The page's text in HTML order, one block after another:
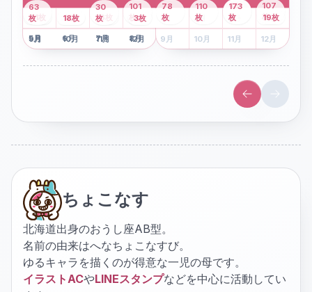
1月
2枚 2月 3月 4月
8枚
5月
41 枚
6月
13枚
7月
6枚
8月
101
枚
9月
63
枚
10月
18枚
11月
30
枚
12月
3枚 1月 2月 3月
43
枚
4月
107
枚
5 月
78
枚
6月
110
枚
7月
173
枚
8月
19枚
9 月 10月 11月 12月
ちょこなす
北海道出身のおうし座AB型。
名前の由来はへなちょこなすび。
ゆるキャラを描くのが得意な一児の母です。
イラストACやLINEスタンプなどを中心に活動してい